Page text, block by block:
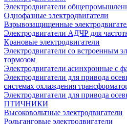
Электродвигатели
Однофазные электродвигатели
Взрывозащищенные
Электродвигатели АДЧР для
Крановые электродвигатели
Электродвигатели со встроенным
тормозом
Электродвигатели асинхронные с
Электродвигатели для привода
системах охлаждения
Электродвигатели для привода
ПТИЧНИКИ
Высоковольтные электродвигатели
Рольганговые электродвигатели